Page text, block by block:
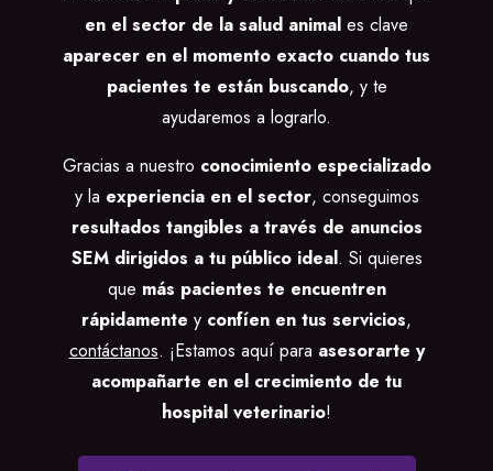
en el sector de la salud animal es clave
aparecer en el momento exacto cuando tus
pacientes te están buscando, y te
ayudaremos a lograrlo.
Gracias a nuestro conocimiento especializado
y la experiencia en el sector, conseguimos
resultados tangibles a través de anuncios
SEM dirigidos a tu público ideal. Si quieres
que más pacientes te encuentren
rápidamente y confíen en tus servicios,
contáctanos. ¡Estamos aquí para asesorarte y
acompañarte en el crecimiento de tu
hospital veterinario!